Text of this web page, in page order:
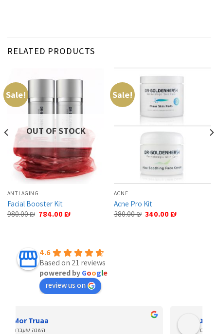
RELATED PRODUCTS
Sale!
OUT OF STOCK
ANTI AGING
Facial Booster Kit
980.00₪ Original
784.00 ₪Current
Sale!
ACNE
Acne Pro Kit
380.00₪ Original
340.00 ₪Current
4.6
Based on 21 reviews
powered byGoogle
review us on